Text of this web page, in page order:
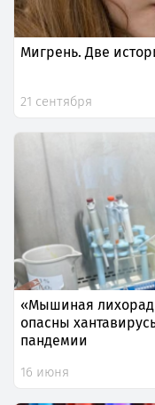
Мигрень. Две
21 сентября
«Мышиная
опасны
пандемии
16 июня